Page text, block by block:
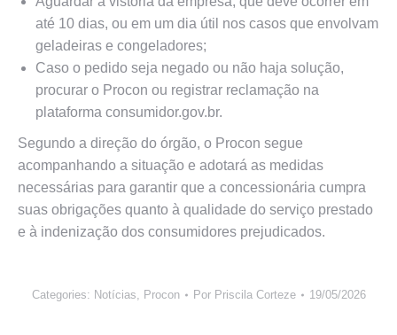
até 10 dias, ou em um dia útil nos casos que envolvam
geladeiras e congeladores;
Caso o pedido seja negado ou não haja solução,
procurar o Procon ou registrar reclamação na
plataforma consumidor.gov.br.
Segundo a direção do órgão, o Procon segue
acompanhando a situação e adotará as medidas
necessárias para garantir que a concessionária cumpra
suas obrigações quanto à qualidade do serviço prestado
e à indenização dos consumidores prejudicados.
Categories: Notícias, Procon Por Priscila Corteze 19/05/2026